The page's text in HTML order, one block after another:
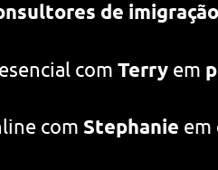
de
com Terry em
com Stephanie em